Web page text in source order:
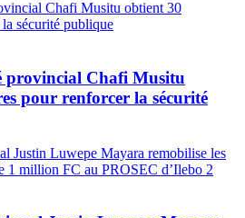
provincial Chafi Musitu
pour renforcer la sécurité